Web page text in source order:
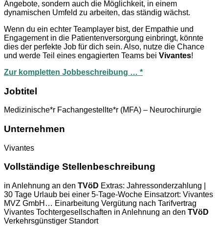
Angebote, sondern auch die Möglichkeit, in einem
dynamischen Umfeld zu arbeiten, das ständig wächst.
Wenn du ein echter Teamplayer bist, der Empathie und
Engagement in die Patientenversorgung einbringt, könnte
dies der perfekte Job für dich sein. Also, nutze die Chance
und werde Teil eines engagierten Teams bei Vivantes!
Zur kompletten Jobbeschreibung … *
Jobtitel
Medizinische*r Fachangestellte*r (MFA) – Neurochirurgie
Unternehmen
Vivantes
Vollständige Stellenbeschreibung
in Anlehnung an den TVöD Extras: Jahressonderzahlung |
30 Tage Urlaub bei einer 5-Tage-Woche Einsatzort: Vivantes
MVZ GmbH… Einarbeitung Vergütung nach Tarifvertrag
Vivantes Tochtergesellschaften in Anlehnung an den TVöD
Verkehrsgünstiger Standort